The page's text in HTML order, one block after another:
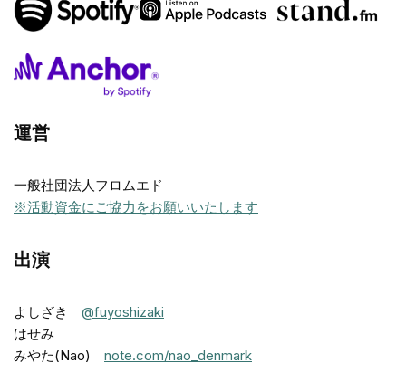
運営
一般社団法人フロムエド
※活動資金にご協力をお願いいたします
出演
よしざき @fuyoshizaki
はせみ
みやた(Nao) note.com/nao_denmark